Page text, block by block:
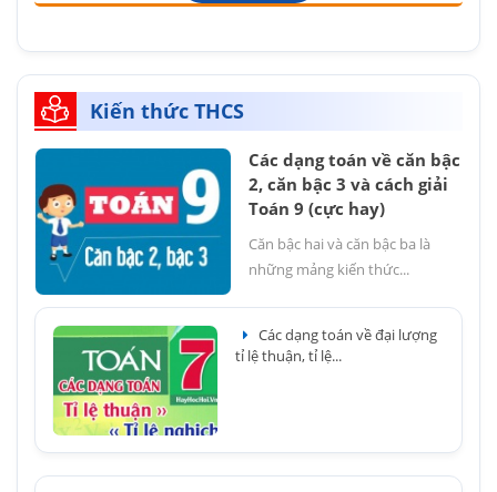
Kiến thức THCS
Các dạng toán về căn bậc
2, căn bậc 3 và cách giải
Toán 9 (cực hay)
Căn bậc hai và căn bậc ba là
những mảng kiến thức...
Các dạng toán về đại lượng
tỉ lệ thuận, tỉ lệ...